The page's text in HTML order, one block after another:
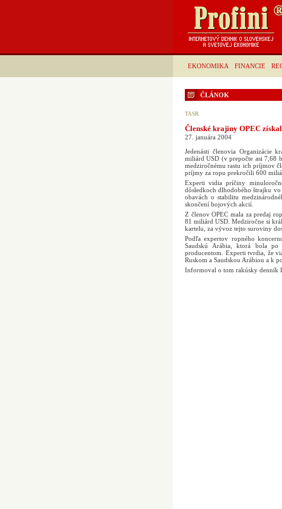
EKONOMIKA FINANCIE
ČLÁNOK
TASR
Členské krajiny OPEC
27. januára 2004
Jedenásti členovia Organizácie
miliárd USD (v prepočte asi 7,68
medziročnému rastu ich príjmov
príjmy za ropu prekročili 600
Experti vidia príčiny
dôsledkoch dlhodobého štrajku
obavách o stabilitu
skončení bojových akcií.
Z členov OPEC mala za predaj
81 miliárd USD. Medziročne si
kartelu, za vývoz tejto suroviny
Podľa expertov ropného
Saudskú Arábia, ktorá bola
producentom. Experti tvrdia, že
Ruskom a Saudskou Arábiou a k
Informoval o tom rakúsky denník